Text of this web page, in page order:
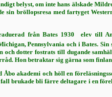
belyst, om inte hans älskade
sin bröllopsresa med fartyget
från Bates 1930  elev till
Pennsylvania och i Bates.
och dotter fostrats till dugande
Hon betraktar sig gärna som
akademi och höll en
brukade bli färre deltagare i en